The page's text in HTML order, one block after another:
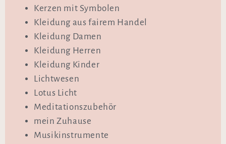
Kerzen mit Symbolen
Kleidung aus fairem Handel
Kleidung Damen
Kleidung Herren
Kleidung Kinder
Lichtwesen
Lotus Licht
Meditationszubehör
mein Zuhause
Musikinstrumente